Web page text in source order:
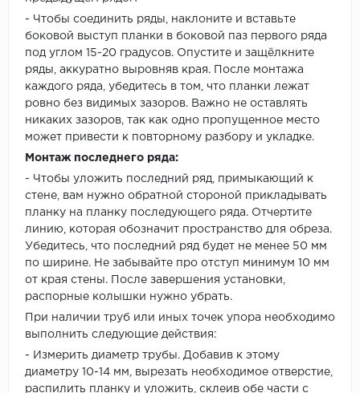
- Чтобы соединить ряды, наклоните и вставьте
боковой выступ планки в боковой паз первого ряда
под углом 15-20 градусов. Опустите и защёлкните
ряды, аккуратно выровняв края. После монтажа
каждого ряда, убедитесь в том, что планки лежат
ровно без видимых зазоров. Важно не оставлять
никаких зазоров, так как одно пропущенное место
может привести к повторному разбору и укладке.
Монтаж последнего ряда:
- Чтобы уложить последний ряд, примыкающий к
стене, вам нужно обратной стороной прикладывать
планку на планку последующего ряда. Отчертите
линию, которая обозначит пространство для обреза.
Убедитесь, что последний ряд будет не менее 50 мм
по ширине. Не забывайте про отступ минимум 10 мм
от края стены. После завершения установки,
распорные колышки нужно убрать.
При наличии труб или иных точек упора необходимо
выполнить следующие действия:
- Измерить диаметр трубы. Добавив к этому
диаметру 10-14 мм, вырезать необходимое отверстие,
распилить планку и уложить, склеив обе части с